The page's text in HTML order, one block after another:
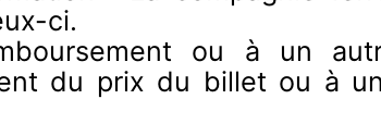
ci.
ou à un
du prix du billet ou à